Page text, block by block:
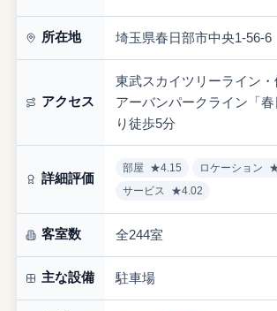
所在地 埼玉県春日部市中央1-56-6
アクセス
東武スカイツリーライン
アーバンパークライン「
り徒歩5分
詳細評価
部屋 ★4.15 ロケーション
サービス
★4.02
客室数 全244室
主な設備 駐車場